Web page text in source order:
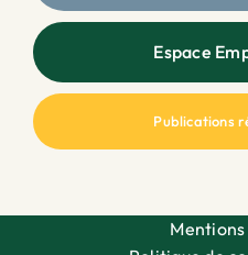
Espace
Publications